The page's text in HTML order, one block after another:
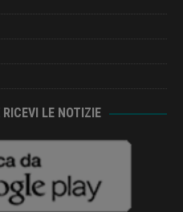
LE NOTIZIE